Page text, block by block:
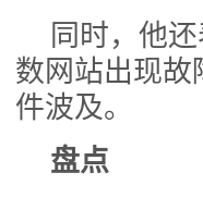
同时，他
数网站出现故
件波及。
盘点